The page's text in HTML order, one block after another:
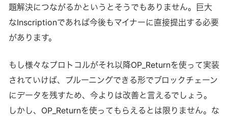
題解決につながるかというとそうでもありません。巨大
なInscriptionであれば今後もマイナーに直接提出する必要
があります。
もし様々なプロトコルがそれ以降OP_Returnを使って実装
されていけば、プルーニングできる形でブロックチェーン
にデータを残すため、今よりは改善と言えるでしょう。
しかし、OP_Returnを使ってもらえるとは限りません。な